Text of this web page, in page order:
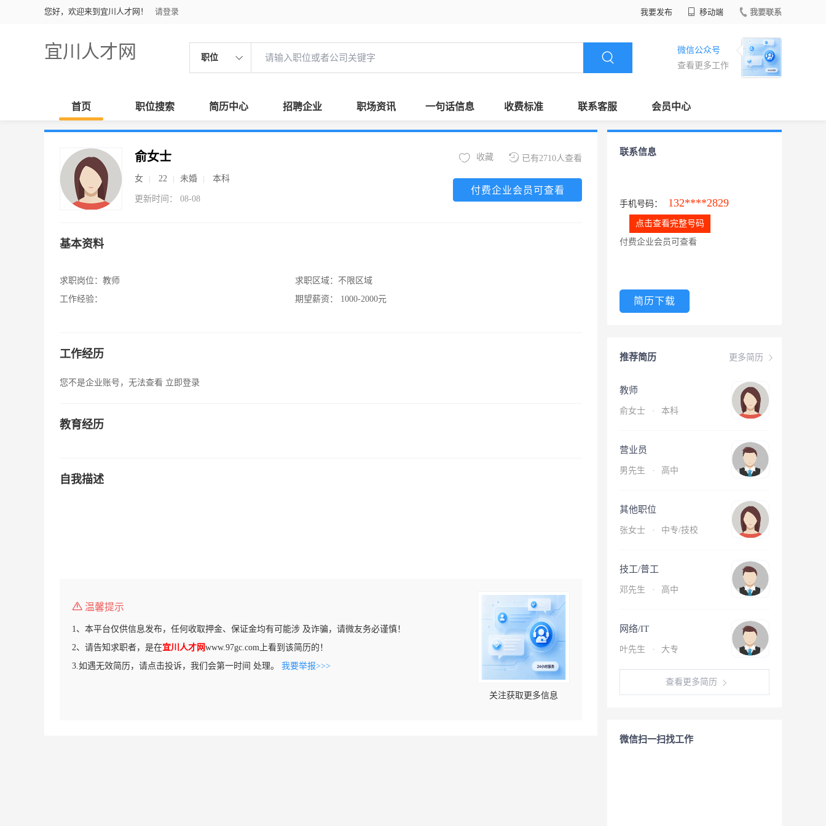
您好，欢迎来到宜川人才网！ 请登录 我要发布 移动端 我要联系
宜川人才网 职位
微信公众号
查看更多工作
首页 职位搜索 简历中心 招聘企业 职场资讯 一句话信息 收费标准 联系客服 会员中心
俞女士
女 22 未婚 本科
更新时间： 08-08
已有2710人查看
收藏
付费企业会员可查看
基本资料
求职岗位： 教师
工作经验：
求职区域： 不限区域
期望薪资：
1000-2000元
工作经历
您不是企业账号，无法查看 立即登录
教育经历
自我描述
温馨提示
1、本平台仅供信息发布，任何收取押金、保证金均有可能涉 及诈骗，请微友务必谨慎！
2、请告知求职者，是在宜川人才网www.97gc.com上看到该简历的！
3.如遇无效简历，请点击投诉，我们会第一时间 处理。 我要举报>>>
关注获取更多信息
联系信息
手机号码： 132****2829
点击查看完整号码
付费企业会员可查看
简历下载
更多简历
推荐简历
教师
俞女士 · 本科
营业员
男先生 · 高中
其他职位
张女士 · 中专/技校
技工/普工
邓先生 · 高中
网络/IT
叶先生 · 大专
查看更多简历
微信扫一扫找工作